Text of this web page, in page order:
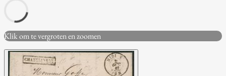
Klik om te vergroten en zoomen